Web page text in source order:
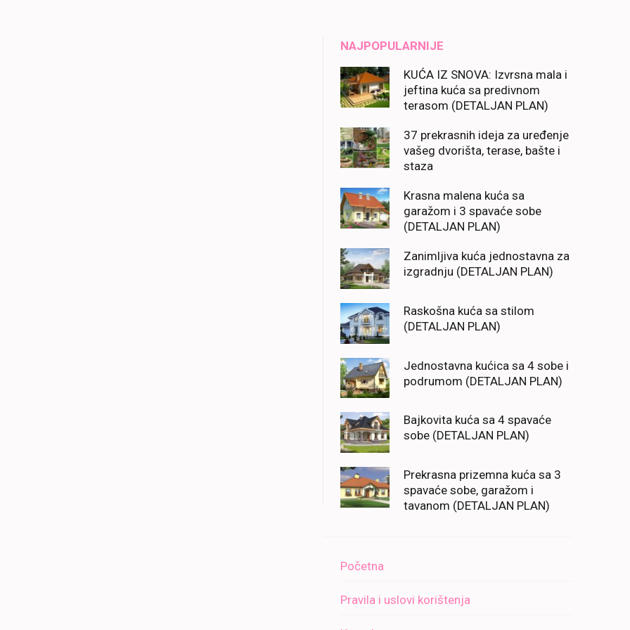
NAJPOPULARNIJE
KUĆA IZ SNOVA: Izvrsna mala i
jeftina kuća sa predivnom
terasom (DETALJAN PLAN)
37 prekrasnih ideja za uređenje
vašeg dvorišta, terase, bašte i
staza
Krasna malena kuća sa
garažom i 3 spavaće sobe
(DETALJAN PLAN)
Zanimljiva kuća jednostavna za
izgradnju (DETALJAN PLAN)
Raskošna kuća sa stilom
(DETALJAN PLAN)
Jednostavna kućica sa 4 sobe i
podrumom (DETALJAN PLAN)
Bajkovita kuća sa 4 spavaće
sobe (DETALJAN PLAN)
Prekrasna prizemna kuća sa 3
spavaće sobe, garažom i
tavanom (DETALJAN PLAN)
Početna
Pravila i uslovi korištenja